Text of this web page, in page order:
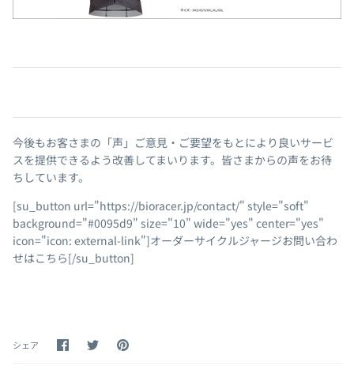
今後もお客さまの「声」ご意見・ご要望をもとにより良いサービ
スを提供できるよう改善してまいります。皆さまからの声をお待
ちしています。
[su_button url="https://bioracer.jp/contact/" style="soft"
background="#0095d9" size="10" wide="yes" center="yes"
icon="icon: external-link"]オーダーサイクルジャージお問い合わ
せはこちら[/su_button]
シェア Facebook
で
Twitterpinterest